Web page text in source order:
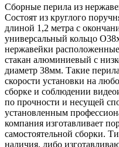
Сборные перила из
Состоят из круглого
длиной 1,2 метра с
универсальный кольцо
нержавейки
стакан алюминиевый с
диаметр 38мм. Такие
скорости установки на
сборке и соблюдении
по прочности и несущей
установленным
компания изготавливает
самостоятельной сборки.
наличия, либо